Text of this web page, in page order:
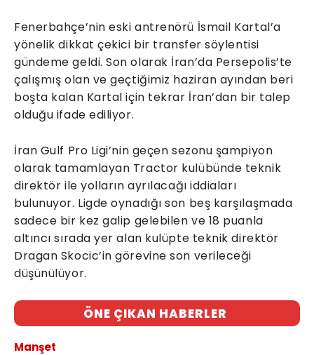
Fenerbahçe’nin eski antrenörü İsmail Kartal’a
yönelik dikkat çekici bir transfer söylentisi
gündeme geldi. Son olarak İran’da Persepolis’te
çalışmış olan ve geçtiğimiz haziran ayından beri
boşta kalan Kartal için tekrar İran’dan bir talep
olduğu ifade ediliyor.
İran Gulf Pro Ligi’nin geçen sezonu şampiyon
olarak tamamlayan Tractor kulübünde teknik
direktör ile yolların ayrılacağı iddiaları
bulunuyor. Ligde oynadığı son beş karşılaşmada
sadece bir kez galip gelebilen ve 18 puanla
altıncı sırada yer alan kulüpte teknik direktör
Dragan Skocic’in görevine son verileceği
düşünülüyor.
ÖNE ÇIKAN HABERLER
Manşet